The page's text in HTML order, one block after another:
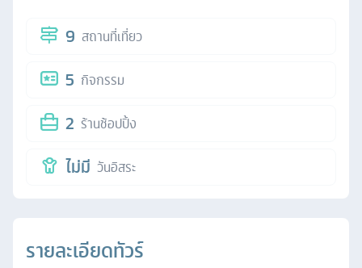
9 สถานที่เที่ยว
5 กิจกรรม
2 ร้านช้อปปิ้ง
ไม่มี วันอิสระ
รายละเอียดทัวร์